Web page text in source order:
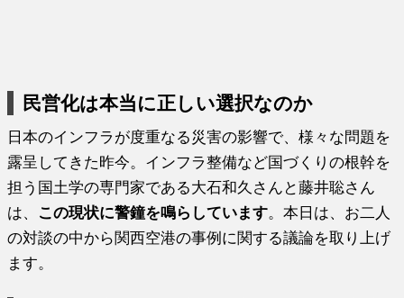
民営化は本当に正しい選択なのか
日本のインフラが度重なる災害の影響で、様々な問題を
露呈してきた昨今。インフラ整備など国づくりの根幹を
担う国土学の専門家である大石和久さんと藤井聡さん
は、 この現状に警鐘を鳴らしています。本日は、お二人
の対談の中から関西空港の事例に関する議論を取り上げ
ます。